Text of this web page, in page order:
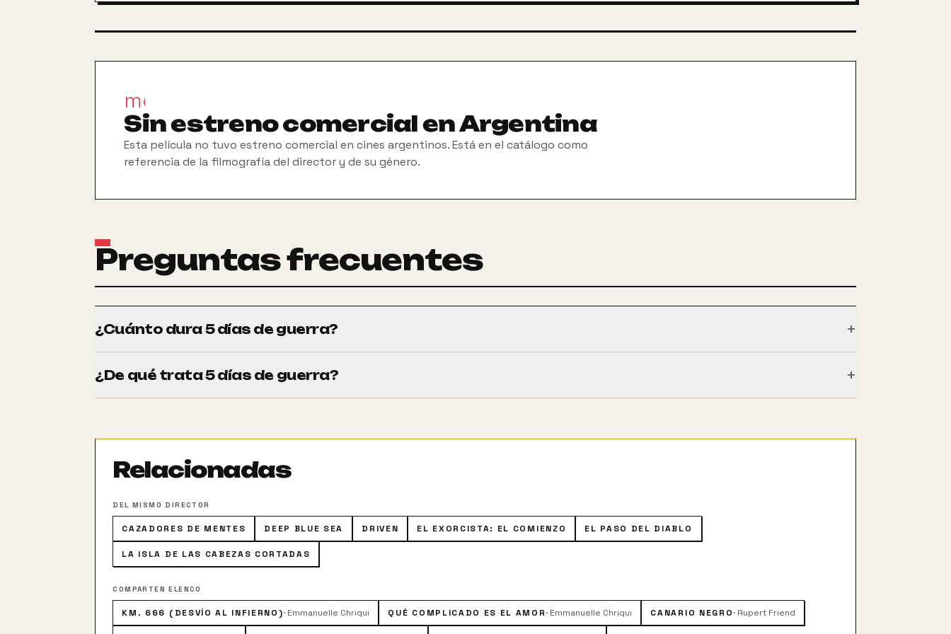
movie_filter
Sin estreno comercial en Argentina
Esta película no tuvo estreno comercial en cines argentinos. Está en el catálogo como
referencia de la filmografía del director y de su género.
Preguntas frecuentes
¿Cuánto dura 5 días de guerra? +
¿De qué trata 5 días de guerra? +
Relacionadas
DEL MISMO DIRECTOR
CAZADORES DE MENTES DEEP BLUE SEA DRIVEN EL EXORCISTA: EL COMIENZO EL PASO DEL DIABLO
LA ISLA DE LAS CABEZAS CORTADAS
COMPARTEN ELENCO
KM. 666 (DESVÍO AL INFIERNO)· Emmanuelle Chriqui QUÉ COMPLICADO ES EL AMOR· Emmanuelle Chriqui CANARIO NEGRO· Rupert Friend